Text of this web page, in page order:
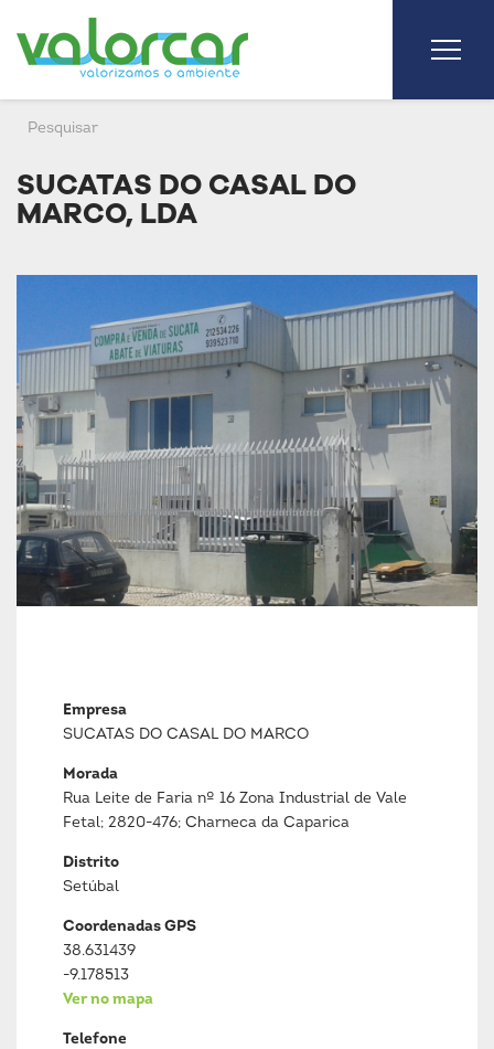
SUCATAS DO CASAL DO
MARCO, LDA
Empresa
SUCATAS DO CASAL DO MARCO
Morada
Rua Leite de Faria nº 16 Zona Industrial de Vale
Fetal; 2820-476; Charneca da Caparica
Distrito
Setúbal
Coordenadas GPS
38.631439
-9.178513
Ver no mapa
Telefone